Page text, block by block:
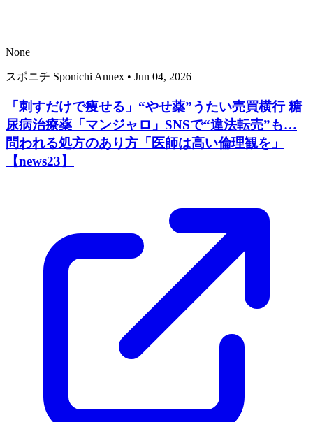
None
スポニチ Sponichi Annex • Jun 04, 2026
「刺すだけで痩せる」“やせ薬”うたい売買横行 糖
尿病治療薬「マンジャロ」SNSで“違法転売”も…
問われる処方のあり方「医師は高い倫理観を」
【news23】